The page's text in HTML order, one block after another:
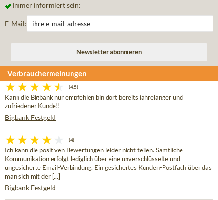
Immer informiert sein:
E-Mail:
Verbrauchermeinungen
(4,5)
Kann die Bigbank nur empfehlen bin dort bereits jahrelanger und
zufriedener Kunde!!
Bigbank Festgeld
(4)
Ich kann die positiven Bewertungen leider nicht teilen. Sämtliche
Kommunikation erfolgt lediglich über eine unverschlüsselte und
ungesicherte Email-Verbindung. Ein gesichertes Kunden-Postfach über das
man sich mit der [...]
Bigbank Festgeld